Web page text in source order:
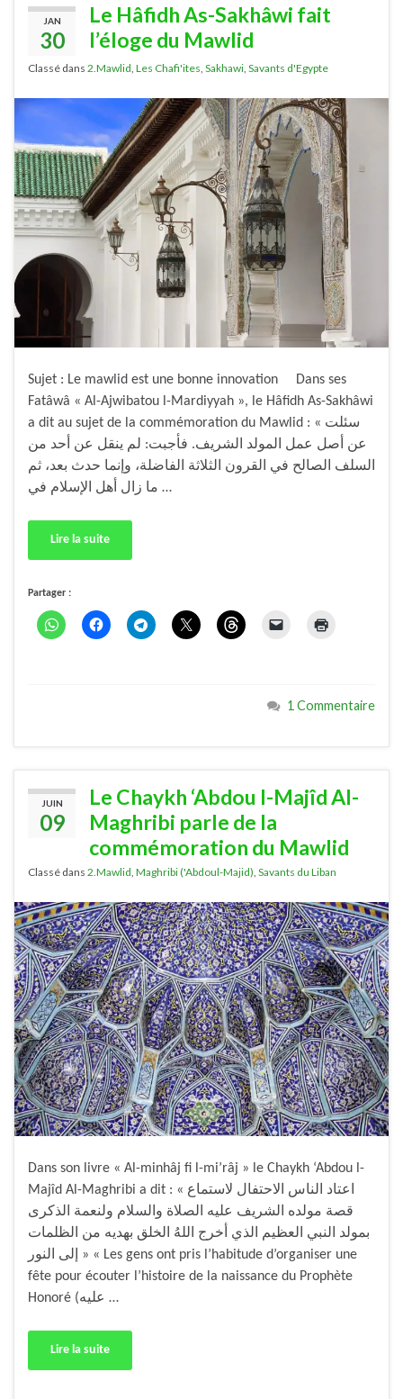
JAN
30
Le Hâfidh As-Sakhâwi fait
l’éloge du Mawlid
Classé dans 2.Mawlid Les Chafi'ites Sakhawi Savants d'Egypte
Sujet : Le mawlid est une bonne innovation Dans ses
Fatâwâ « Al-Ajwibatou l-Mardiyyah », le Hâfidh As-Sakhâwi
a dit au sujet de la commémoration du Mawlid : « سئلت
عن أصل عمل المولد الشريف. فأجبت: لم ينقل عن أحد من
السلف الصالح في القرون الثلاثة الفاضلة، وإنما حدث بعد، ثم
ما زال أهل الإسلام في …
Lire la suite
Partager :
1 Commentaire
JUIN
09
Le Chaykh ‘Abdou l-Majîd Al-
Maghribi parle de la
commémoration du Mawlid
Classé dans 2.Mawlid Maghribi ('Abdoul-Majid) Savants du Liban
Dans son livre « Al-minhâj fi l-mi’râj » le Chaykh ‘Abdou l-
Majîd Al-Maghribi a dit : « اعتاد الناس الاحتفال لاستماع
قصة مولده الشريف عليه الصلاة والسلام ولنعمة الذكرى
بمولد النبي العظيم الذي أخرج اللهُ الخلق بهديه من الظلمات
إلى النور » « Les gens ont pris l’habitude d’organiser une
fête pour écouter l’histoire de la naissance du Prophète
Honoré (عليه …
Lire la suite